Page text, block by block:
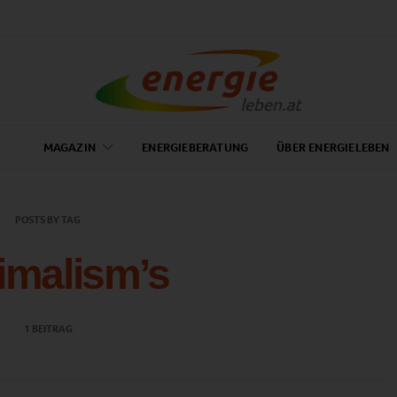
MAGAZIN ENERGIEBERATUNG ÜBER ENERGIELEBEN
POSTS BY TAG
1 BEITRAG